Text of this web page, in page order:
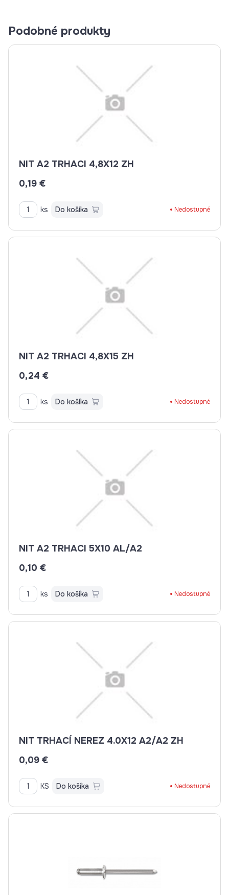
Podobné produkty
NIT A2 TRHACI 4,8X12 ZH
0,19 €
ks Do košíka Nedostupné
NIT A2 TRHACI 4,8X15 ZH
0,24 €
ks Do košíka Nedostupné
NIT A2 TRHACI 5X10 AL/A2
0,10 €
ks Do košíka Nedostupné
NIT TRHACÍ NEREZ 4.0X12 A2/A2 ZH
0,09 €
KS Do košíka Nedostupné